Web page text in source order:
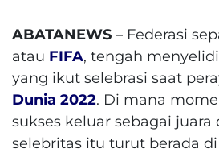
ABATANEWS – Federasi
atau FIFA, tengah
yang ikut selebrasi saat
Dunia 2022. Di mana
sukses keluar sebagai juara
selebritas itu turut berada